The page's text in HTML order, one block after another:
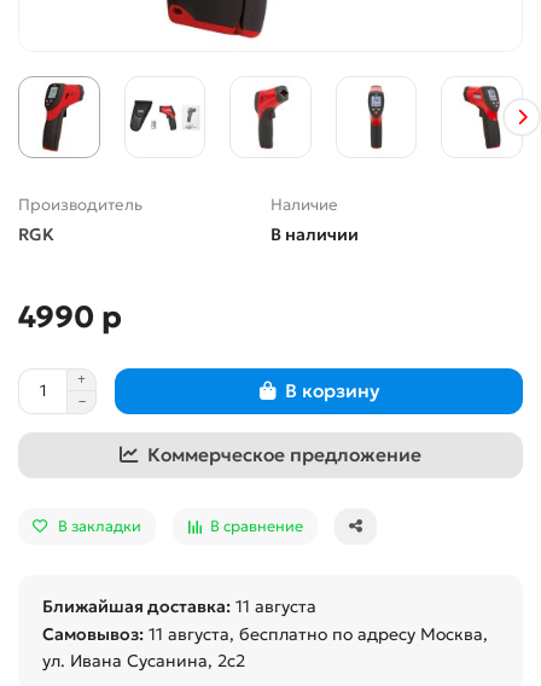
Производитель
RGK
Наличие
В наличии
4990 р
В корзину
Коммерческое предложение
В закладки В сравнение
Ближайшая доставка: 11 августа
Самовывоз: 11 августа, бесплатно по адресу Москва,
ул. Ивана Сусанина, 2с2